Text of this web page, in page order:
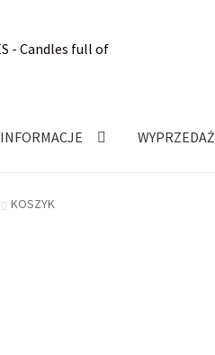
INFORMACJE WYPRZEDAŻ
KOSZYK